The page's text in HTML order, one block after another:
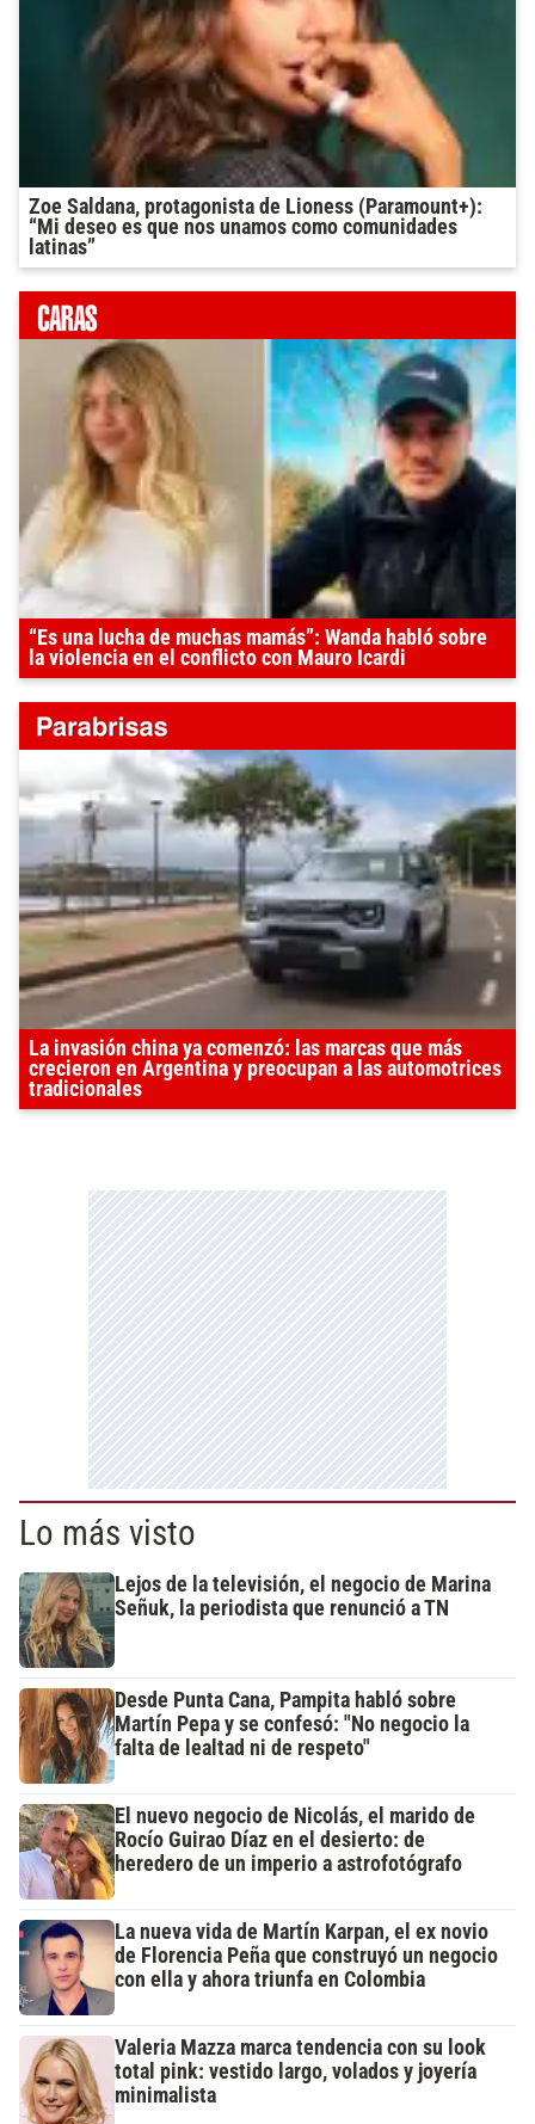
Zoe Saldana, protagonista de Lioness (Paramount+):
“Mi deseo es que nos unamos como comunidades
latinas”
“Es una lucha de muchas mamás”: Wanda habló sobre
la violencia en el conflicto con Mauro Icardi
La invasión china ya comenzó: las marcas que más
crecieron en Argentina y preocupan a las automotrices
tradicionales
Lo más visto
Lejos de la televisión, el negocio de Marina
Señuk, la periodista que renunció a TN
Desde Punta Cana, Pampita habló sobre
Martín Pepa y se confesó: "No negocio la
falta de lealtad ni de respeto"
El nuevo negocio de Nicolás, el marido de
Rocío Guirao Díaz en el desierto: de
heredero de un imperio a astrofotógrafo
La nueva vida de Martín Karpan, el ex novio
de Florencia Peña que construyó un negocio
con ella y ahora triunfa en Colombia
Valeria Mazza marca tendencia con su look
total pink: vestido largo, volados y joyería
minimalista